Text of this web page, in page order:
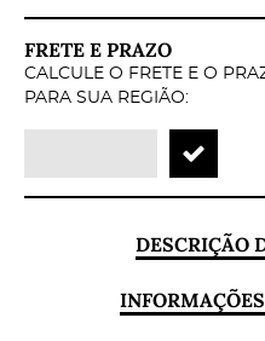
FRETE E PRAZO
CALCULE O FRETE E O
PARA SUA REGIÃO:
DESCRIÇÃO